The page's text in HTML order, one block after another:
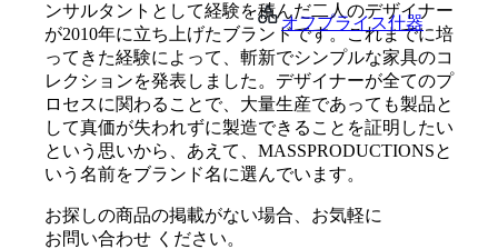
オフプライス什器
ンサルタントとして経験を積んだ二人のデザイナー
が2010年に立ち上げたブランドです。これまでに培
ってきた経験によって、斬新でシンプルな家具のコ
レクションを発表しました。デザイナーが全てのプ
ロセスに関わることで、大量生産であっても製品と
して真価が失われずに製造できることを証明したい
という思いから、あえて、MASSPRODUCTIONSと
いう名前をブランド名に選んでいます。
お探しの商品の掲載がない場合、お気軽に
お問い合わせ ください。